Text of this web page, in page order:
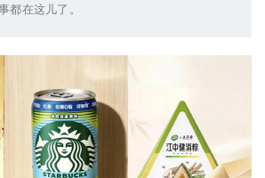
都在这儿了。